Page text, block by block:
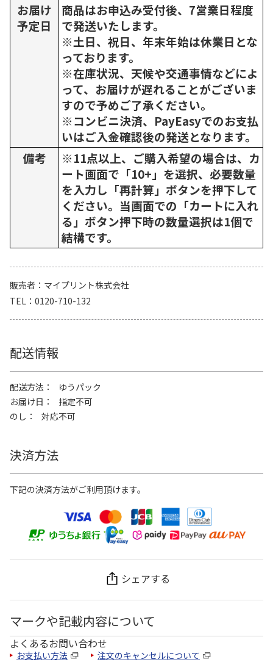
お届け
予定日
商品はお申込み受付後、7営業日程度
で発送いたします。
※土日、祝日、年末年始は休業日とな
っております。
※在庫状況、天候や交通事情などによ
って、お届けが遅れることがございま
すので予めご了承ください。
※コンビニ決済、PayEasyでのお支払
いはご入金確認後の発送となります。
備考
※11点以上、ご購入希望の場合は、カ
ート画面で「10+」を選択、必要数量
を入力し「再計算」ボタンを押下して
ください。当画面での「カートに入れ
る」ボタン押下時の数量選択は1個で
結構です。
販売者
マイプリント株式会社
TEL
0120-710-132
配送情報
配送方法
ゆうパック
お届け日
指定不可
のし
対応不可
決済方法
下記の決済方法がご利用頂けます。
シェアする
マークや記載内容について
よくあるお問い合わせ
お支払い方法 注文のキャンセルについて